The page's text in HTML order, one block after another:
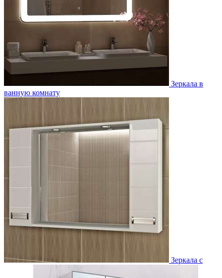
Зеркала в
ванную комнату
Зеркала с